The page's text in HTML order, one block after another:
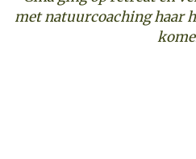
met natuurcoaching haar